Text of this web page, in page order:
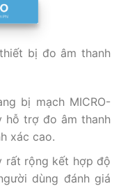
bị đo âm thanh
bị mạch MICRO-
hỗ trợ đo âm thanh
xác cao.
rất rộng kết hợp độ
dùng đánh giá